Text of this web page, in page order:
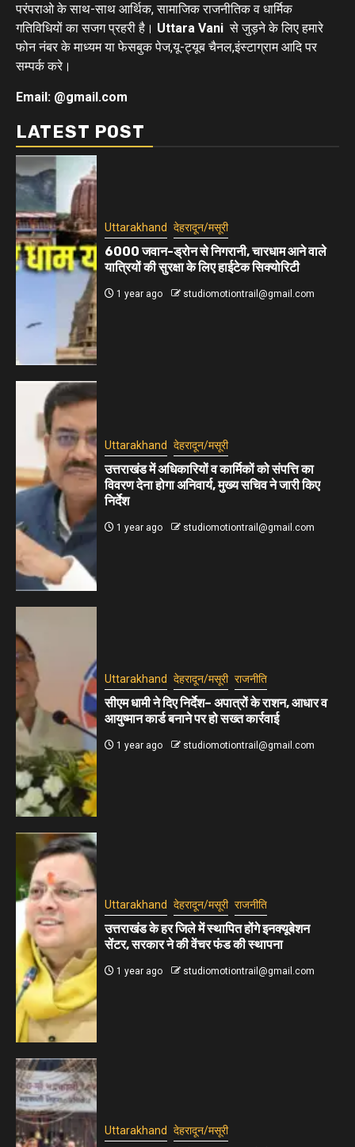
परंपराओ के साथ-साथ आर्थिक, सामाजिक राजनीतिक व धार्मिक
गतिविधियों का सजग प्रहरी है। Uttara Vani से जुड़ने के लिए हमारे
फोन नंबर के माध्यम या फेसबुक पेज,यू-ट्यूब चैनल,इंस्टाग्राम आदि पर
सम्पर्क करे।
Email: @gmail.com
LATEST POST
Uttarakhand देहरादून/मसूरी
6000 जवान-ड्रोन से निगरानी, चारधाम आने वाले
यात्रियों की सुरक्षा के लिए हाईटेक सिक्योरिटी
1 year ago studiomotiontrail@gmail.com
Uttarakhand देहरादून/मसूरी
उत्तराखंड में अधिकारियों व कार्मिकों को संपत्ति का
विवरण देना होगा अनिवार्य, मुख्य सचिव ने जारी किए
निर्देश
1 year ago studiomotiontrail@gmail.com
Uttarakhand देहरादून/मसूरी राजनीति
सीएम धामी ने दिए निर्देश– अपात्रों के राशन, आधार व
आयुष्मान कार्ड बनाने पर हो सख्त कार्रवाई
1 year ago studiomotiontrail@gmail.com
Uttarakhand देहरादून/मसूरी राजनीति
उत्तराखंड के हर जिले में स्थापित होंगे इनक्यूबेशन
सेंटर, सरकार ने की वेंचर फंड की स्थापना
1 year ago studiomotiontrail@gmail.com
Uttarakhand देहरादून/मसूरी